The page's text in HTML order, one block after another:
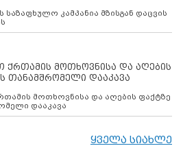
საზაფხულო კამპანია მზისგან დაცვის
ქრთამის მოთხოვნისა და აღების
თანამშრომელი დააკავა
დააკავა
ყველა სიახლე